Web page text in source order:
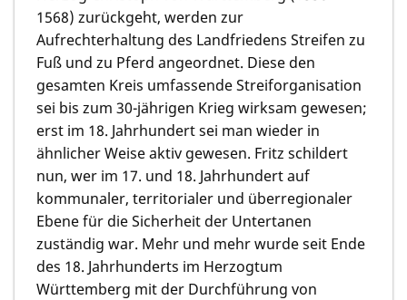
1568) zurückgeht, werden zur
Aufrechterhaltung des Landfriedens Streifen zu
Fuß und zu Pferd angeordnet. Diese den
gesamten Kreis umfassende Streiforganisation
sei bis zum 30-jährigen Krieg wirksam gewesen;
erst im 18. Jahrhundert sei man wieder in
ähnlicher Weise aktiv gewesen. Fritz schildert
nun, wer im 17. und 18. Jahrhundert auf
kommunaler, territorialer und überregionaler
Ebene für die Sicherheit der Untertanen
zuständig war. Mehr und mehr wurde seit Ende
des 18. Jahrhunderts im Herzogtum
Württemberg mit der Durchführung von